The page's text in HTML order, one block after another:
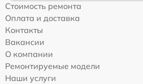
Стоимость ремонта
Оплата и доставка
Контакты
Вакансии
О компании
Ремонтируемые модели
Наши услуги